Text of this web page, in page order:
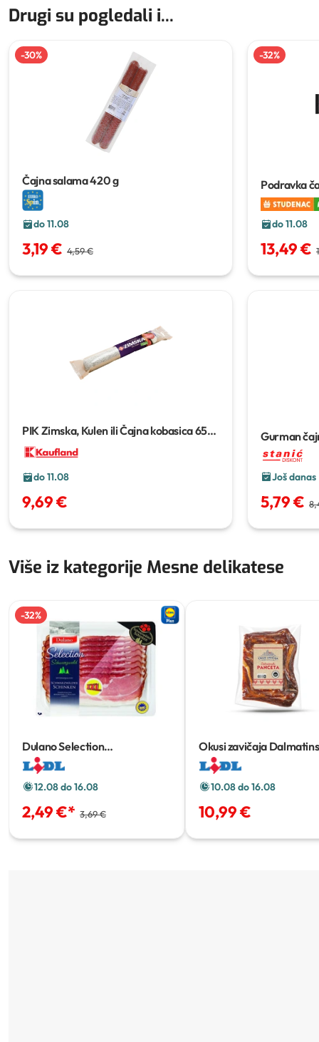
Drugi su pogledali i...
-30%
Čajna salama420 g
do 11.08
3,19 € 4,59 €
-32%
Podravka
do 11.08
13,49 €
PIK Zimska, Kulen ili Čajna kobasica650
g
do 11.08
9,69 €
Gurman
Još danas
5,79 €
Više iz kategorije Mesne delikatese
-32%
Dulano Selection
Schwarzwälder šunka XXL
250 g
12.08 do 16.08
2,49 €* 3,69 €
Okusi zavičaja
panceta
10.08 do 16.08
10,99 €